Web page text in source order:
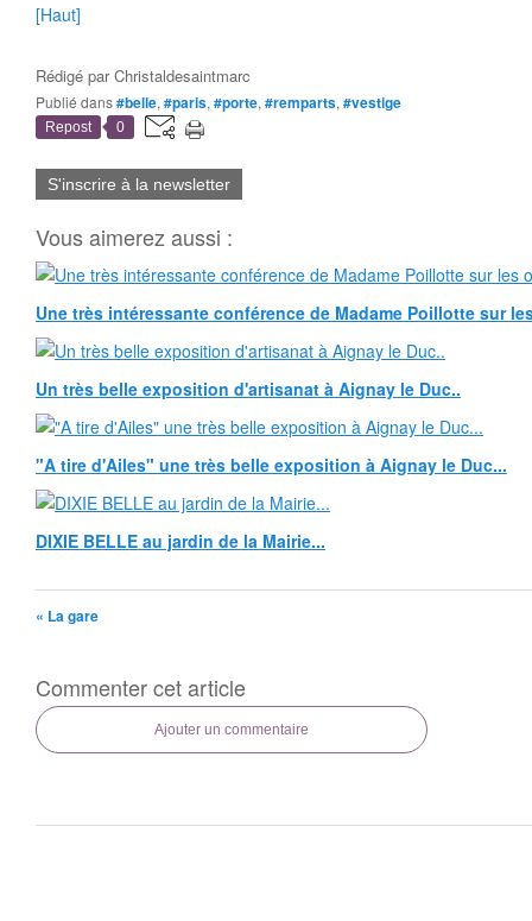
[Haut]
Rédigé parChristaldesaintmarc
Publié dans#belle, #paris, #porte, #remparts, #vestige
Repost 0
S'inscrire à la newsletter
Vous aimerez aussi :
Une très intéressante conférence de Madame Poillotte sur
Un très belle exposition d'artisanat à Aignay le Duc..
"A tire d'Ailes" une très belle exposition à Aignay le Duc...
DIXIE BELLE au jardin de la Mairie...
« La gare
Commenter cet article
Ajouter un commentaire